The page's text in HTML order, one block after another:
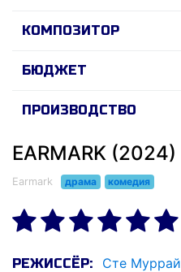
КОМПОЗИТОР
БЮДЖЕТ
ПРОИЗВОДСТВО
EARMARK (2024)
Earmark драма комедия
РЕЖИССЁР: Сте Муррай